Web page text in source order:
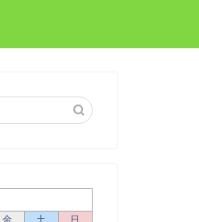
金 土
日